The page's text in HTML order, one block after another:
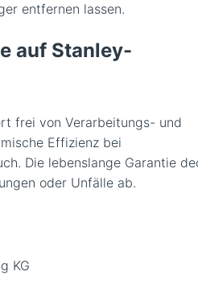
entfernen lassen.
auf Stanley-
frei von Verarbeitungs- und
Effizienz bei
Die lebenslange Garantie
oder Unfälle ab.
KG